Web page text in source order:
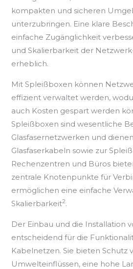
kompakten und sicheren
unterzubringen. Eine klare
einfache Zugänglichkeit
und Skalierbarkeit der
erheblich.
Mit Spleißboxen können
effizient verwaltet werden,
auch Kosten gespart werden
Spleißboxen sind wesentliche
Glasfasernetzwerken und
Glasfaserkabeln sowie zur
Rechenzentren und Büros
zentrale Knotenpunkte für
ermöglichen eine einfache
Skalierbarkeit2.
Der Einbau und die Installation
entscheidend für die
Kabelnetzen. Sie bieten Schutz
Umwelteinflüssen, eine hohe